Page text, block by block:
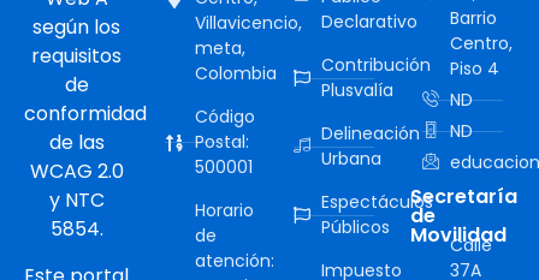
según los
requisitos
de
conformidad
de las
WCAG 2.0
y NTC
5854.
Villavicencio,
meta,
Colombia
Código
Postal:
500001
Horario
de
atención:
Declarativo
Contribución
Plusvalía
Delineación
Urbana
Espectáculos
Públicos
Impuesto
Barrio
Centro,
Piso 4
ND
ND
Secretaría
de
Movilidad
Calle
37A